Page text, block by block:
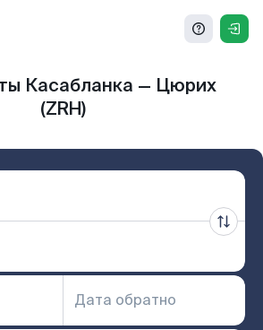
Касабланка — Цюрих
(ZRH)